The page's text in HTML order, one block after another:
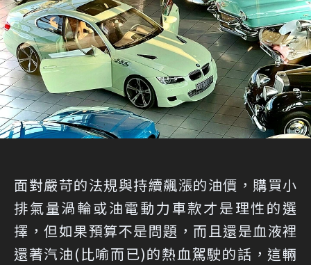
面對嚴苛的法規與持續飆漲的油價，購買小
排氣量渦輪或油電動力車款才是理性的選
擇，但如果預算不是問題，而且還是血液裡
還著汽油(比喻而已)的熱血駕駛的話，這輛